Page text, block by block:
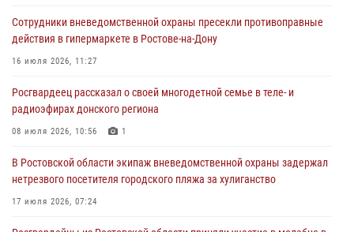
16 июля 2026, 11:27
Конкурс профессионального мастерства взрывотехников прошел в
15 июля 2026, 06:39
Сотрудники вневедомственной охраны пресекли противоправные
действия в гипермаркете в Ростове-на-Дону
16 июля 2026, 11:27
Росгвардеец рассказал о своей многодетной семье в теле- и
радиоэфирах донского региона
08 июля 2026, 10:56 1
В Ростовской области экипаж вневедомственной охраны задержал
нетрезвого посетителя городского пляжа за хулиганство
17 июля 2026, 07:24